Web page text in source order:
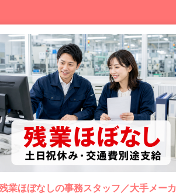
業ほぼなしの事務スタッフ／大手メーカ